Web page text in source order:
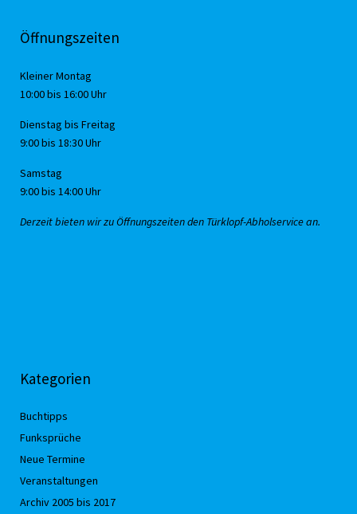
Öffnungszeiten
Kleiner Montag
10:00 bis 16:00 Uhr
Dienstag bis Freitag
9:00 bis 18:30 Uhr
Samstag
9:00 bis 14:00 Uhr
Derzeit bieten wir zu Öffnungszeiten den Türklopf-Abholservice an.
Kategorien
Buchtipps
Funksprüche
Neue Termine
Veranstaltungen
Archiv 2005 bis 2017